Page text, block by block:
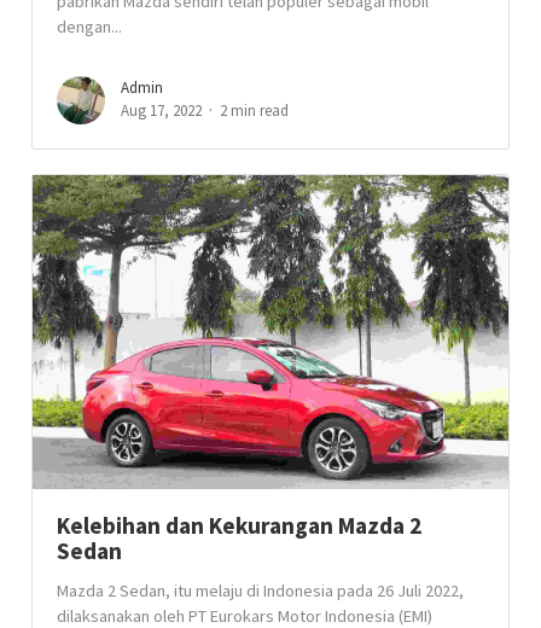
dengan...
Admin
Aug 17, 2022
2 min read
Kelebihan dan Kekurangan Mazda 2
Sedan
Mazda 2 Sedan, itu melaju di Indonesia pada 26 Juli 2022,
dilaksanakan oleh PT Eurokars Motor Indonesia (EMI)